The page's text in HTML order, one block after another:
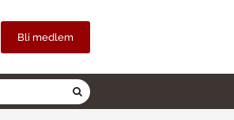
Bli medlem